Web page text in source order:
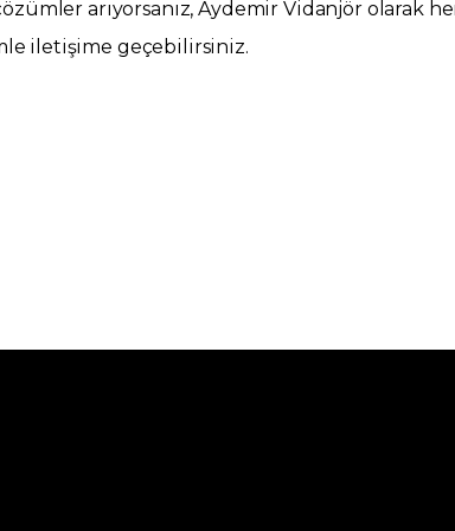
arıyorsanız, Aydemir Vidanjör olarak
iletişime geçebilirsiniz.